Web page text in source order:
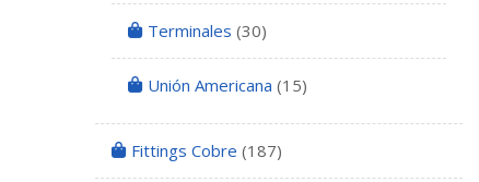
Terminales (30)
Unión Americana (15)
Fittings Cobre (187)